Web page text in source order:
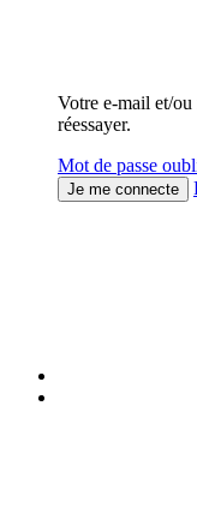
Votre e-mail et/ou
réessayer.
Mot de passe